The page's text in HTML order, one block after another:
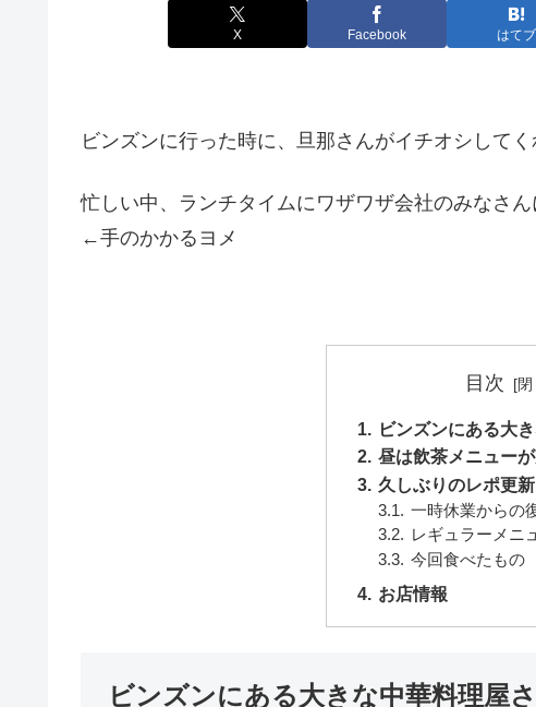
X Facebook はてブ
ビンズンに行った時に、旦那さんがイチオシしてく
忙しい中、ランチタイムにワザワザ会社のみなさ
←手のかかるヨメ
目次
ビンズンにある大
昼は飲茶メニュー
久しぶりのレポ更新
一時休業からの
レギュラーメニ
今回食べたもの
お店情報
ビンズンにある大きな中華料理屋